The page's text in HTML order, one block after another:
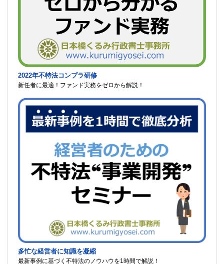
2022年不特法コンプラ研修
新任者に最適！ファンド実務をゼロから解説！
多忙な経営者に知識を凝縮
最新事例に基づく不特法のノウハウを1時間で解説！